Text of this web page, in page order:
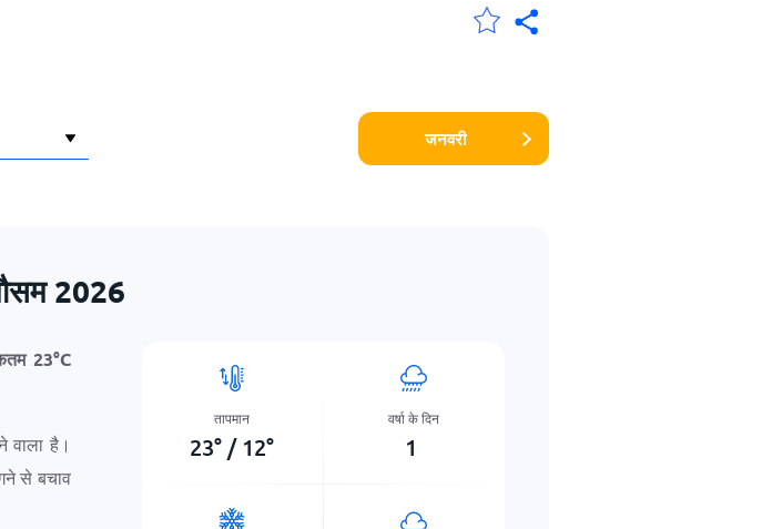
जनवरी
2026
23°C
वाला है।
से बचाव
तापमान
23° / 12°
वर्षा के दिन
1